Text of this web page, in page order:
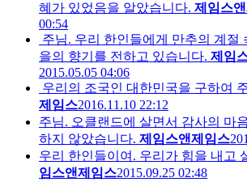
혜가 있었음을 알았습니다. 제임스
00:54
주님. 우리 한인들에게 만추의 계절
을의 향기를 전하고 있습니다. 제임
2015.05.05 04:06
우리의 조국인 대한민국을 구하여
제임스2016.11.10 22:12
주님. 오클랜드에 살면서 감사의 마
하지 않았습니다. 제임스앤제임스
우리 한인들이여. 우리가 힘을 내고
임스앤제임스2015.09.25 02:48